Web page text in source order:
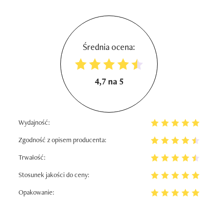
Średnia ocena:
4,7 na 5
Wydajność:
Zgodność z opisem producenta:
Trwałość:
Stosunek jakości do ceny:
Opakowanie: